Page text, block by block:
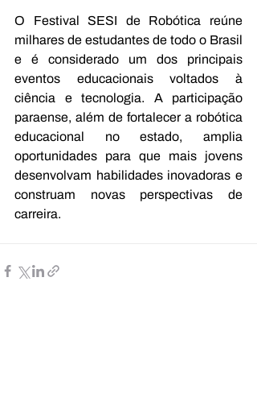
O Festival SESI de Robótica reúne
milhares de estudantes de todo o Brasil
e é considerado um dos principais
eventos educacionais voltados à
ciência e tecnologia. A participação
paraense, além de fortalecer a robótica
educacional no estado, amplia
oportunidades para que mais jovens
desenvolvam habilidades inovadoras e
construam novas perspectivas de
carreira.